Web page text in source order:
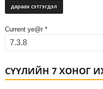
Current ye@r *
СҮҮЛИЙН 7 ХОНОГ